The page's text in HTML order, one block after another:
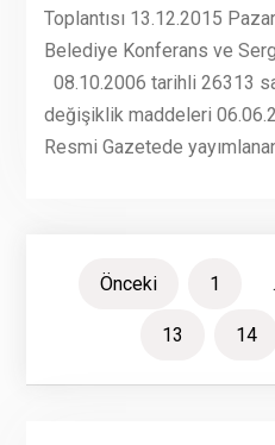
Toplantısı 13.12.2015
Belediye Konferans ve
08.10.2006 tarihli 26313
değişiklik maddeleri
Resmi Gazetede
Önceki 1
13 14